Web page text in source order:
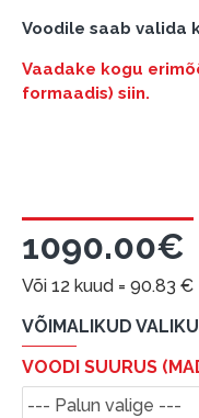
Voodile saab valida
Vaadake kogu
formaadis) siin.
1090.00€
Või 12 kuud = 90.83 €
VÕIMALIKUD
VOODI SUURUS